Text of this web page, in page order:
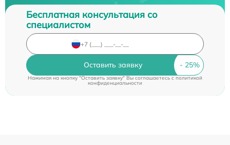
Бесплатная консультация со
специалистом
Оставить заявку
Нажимая на кнопку "Оставить заявку" Вы соглашаетесь cполитикой
конфиденциальности